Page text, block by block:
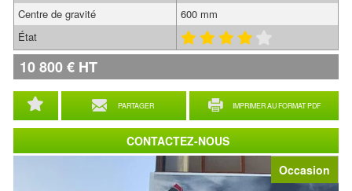
Occasion
PARTAGER IMPRIMER AU FORMAT PDF
Centre de gravité
600 mm
État
10 800€ HT
CONTACTEZ-NOUS